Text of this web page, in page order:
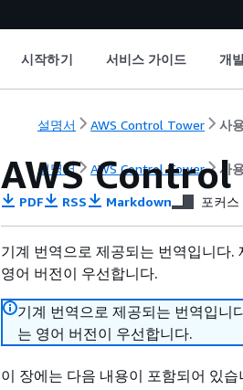
시작하기 서비스 가이드 개
설명서 AWS Control Tower 사
설명서 AWS Control Tower 사
AWS Control
PDF RSS Markdown 포커스
기계 번역으로 제공되는 번역입니다
영어 버전이 우선합니다.
기계 번역으로 제공되는 번역입니
는 영어 버전이 우선합니다.
이 장에는 다음 내용이 포함되어 있습